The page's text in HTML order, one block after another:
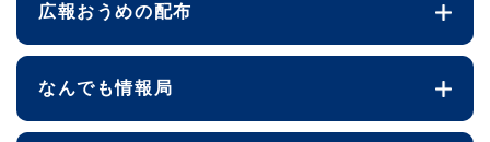
広報おうめの配布
なんでも情報局